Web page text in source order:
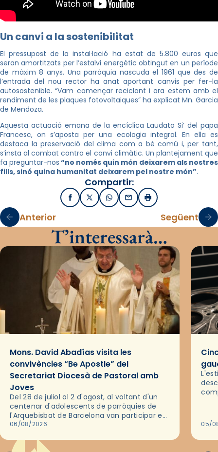
Un canvi a la sostenibilitat
El pressupost de la instal·lació ha estat de 5.800 euros que
seran amortitzats per l’estalvi energètic obtingut en un període
de màxim 8 anys. Una parròquia nascuda el 1961 que des de
l’entrada del nou rector ha anat aportant canvis per fer-la
autosostenible. “Vam començar reciclant i ara estem amb el
rendiment de les plaques fotovoltaiques” ha explicat Mn. Garcia
de Mendoza.
Aquesta actuació emana de la encíclica Laudato Si’ del papa
Francesc, on s’aposta per una ecologia integral. En ella es
destaca la preservació del clima com a bé comú i, per tant,
s’insta al combat contra el canvi climàtic. Un plantejament que
fa preguntar-nos “no només quin món deixarem als nostres
fills, sinó quina humanitat deixarem pel nostre món”.
Compartir:
FacebookX / TwitterWhatsApp
EmailImprimir
Anterior Següent
T’interessarà…
Mons. David Abadías visita les
convivències “Be Apostle” del
Secretariat Diocesà de Pastoral amb
Joves
Del 28 de juliol al 2 d'agost, al voltant d'un
centenar d'adolescents de parròquies de
l'Arquebisbat de Barcelona van participar en
les convivències Be Apostle, organitzades
06/08/2026 05/